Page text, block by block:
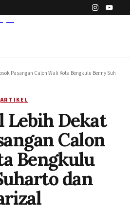
Pasangan Calon Wali Kota Bengkulu Benny Suharto
ARTIKEL
Lebih Dekat
Calon
Bengkulu
dan